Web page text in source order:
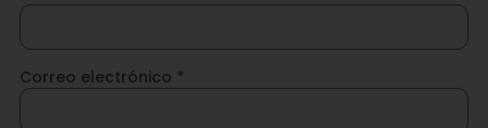
Correo electrónico *